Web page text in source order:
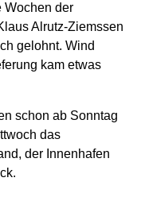
Wochen der
Alrutz-Ziemssen
gelohnt. Wind
kam etwas
schon ab Sonntag
das
der Innenhafen